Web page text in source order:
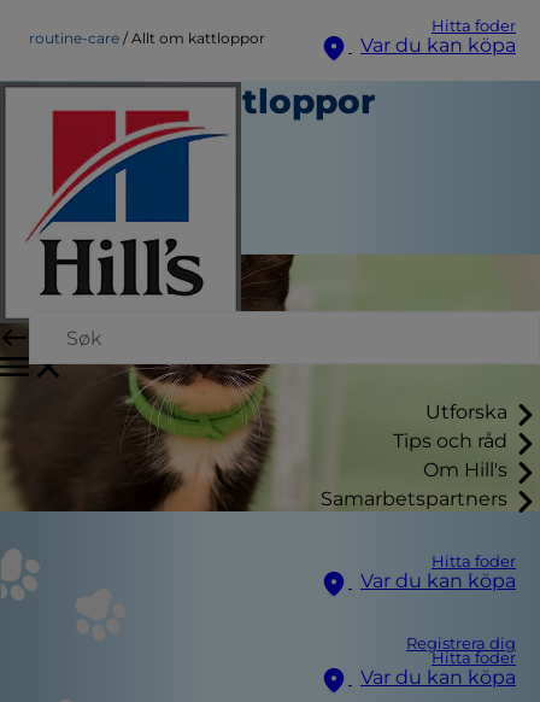
Hitta foder
Var du kan köpa
Utforska
Tips och råd
Om Hill's
Samarbetspartners
Hitta foder
Var du kan köpa
Registrera dig
Hitta foder
Var du kan köpa
routine-care Allt om kattloppor
Allt om kattloppor
Rutinvård
Kara Murphy
Maj 31, 2018